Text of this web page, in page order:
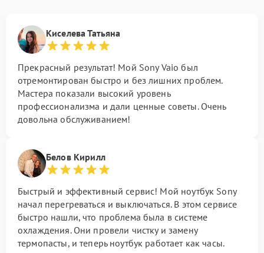
Киселева Татьяна
Прекрасный результат! Мой Sony Vaio был
отремонтирован быстро и без лишних проблем.
Мастера показали высокий уровень
профессионализма и дали ценные советы. Очень
довольна обслуживанием!
Белов Кирилл
Быстрый и эффективный сервис! Мой ноутбук Sony
начал перегреваться и выключаться. В этом сервисе
быстро нашли, что проблема была в системе
охлаждения. Они провели чистку и замену
термопасты, и теперь ноутбук работает как часы.